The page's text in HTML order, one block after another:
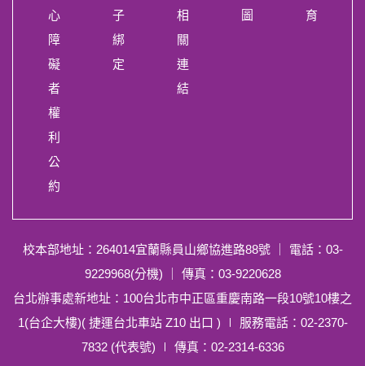
心
障
礙
者
權
利
公
約
子
綁
定
相
關
連
結
圖
育
校本部地址：264014宜蘭縣員山鄉協進路88號｜ 電話：03-
9229968(分機) ｜ 傳真：03-9220628
台北辦事處新地址：100台北市中正區重慶南路一段10號10樓之
1(台企大樓)( 捷運台北車站 Z10 出口 ) ∣ 服務電話：02-2370-
7832 (代表號) ∣ 傳真：02-2314-6336